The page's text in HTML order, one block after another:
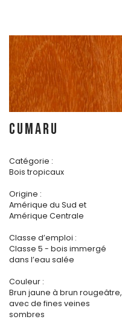
CUMARU
Catégorie :
Bois tropicaux
Origine :
Amérique du Sud et
Amérique Centrale
Classe d’emploi :
Classe 5 - bois immergé
dans l’eau salée
Couleur :
Brun jaune à brun rougeâtre,
avec de fines veines
sombres